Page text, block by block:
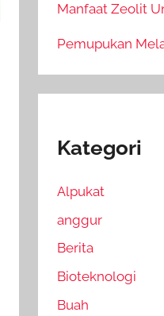
Manfaat Zeolit
Pemupukan
Kategori
Alpukat
anggur
Berita
Bioteknologi
Buah